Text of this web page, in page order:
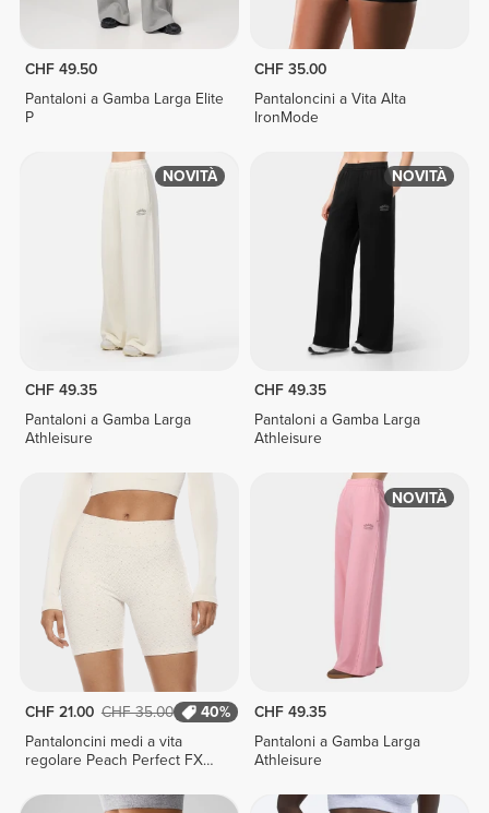
CHF 49.50
Pantaloni a Gamba Larga Elite
P
CHF 35.00
Pantaloncini a Vita Alta
IronMode
NOVITÀ
CHF 49.35
Pantaloni a Gamba Larga
Athleisure
NOVITÀ
CHF 49.35
Pantaloni a Gamba Larga
Athleisure
CHF 21.00 CHF 35.00
40%
Pantaloncini medi a vita
regolare Peach Perfect FX
NOVITÀ
CHF 49.35
Pantaloni a Gamba Larga
Athleisure